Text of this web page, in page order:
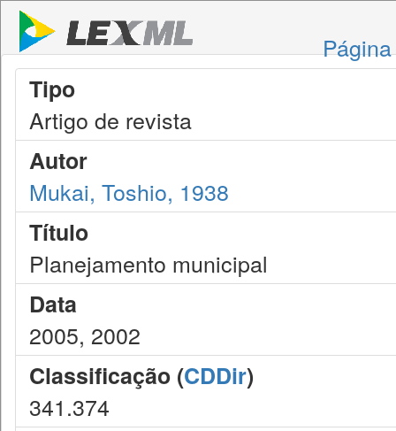
Tipo
Artigo de revista
Autor
Mukai, Toshio, 1938
Título
Planejamento municipal
Data
2005, 2002
Classificação (CDDir)
341.374